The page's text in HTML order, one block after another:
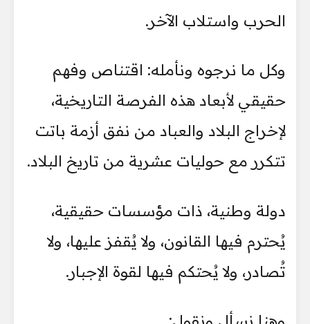
الحرب واستلاب الآخر.
وكل ما نرجوه ونأمله: اقتناص وفهم
حقيقي لأبعاد هذه الفرصة التاريخية،
لإخراج البلاد والعباد من نفق أزمة باتت
تتكرر مع حوليات عشرية من تاريخ البلاد.
دولة وطنية، ذات مؤسسات حقيقية،
يُحترم فيها القانون، ولا يُقفز عليها، ولا
تُصادر، ولا يُحتكم فيها لقوة الإجبار.